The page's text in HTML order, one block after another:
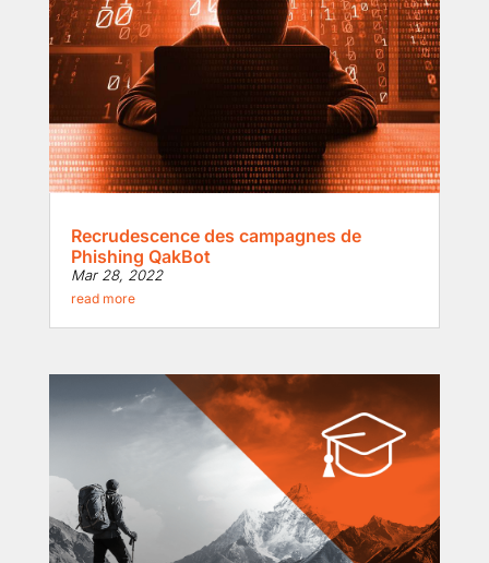
Recrudescence des campagnes de
Phishing QakBot
Mar 28, 2022
read more